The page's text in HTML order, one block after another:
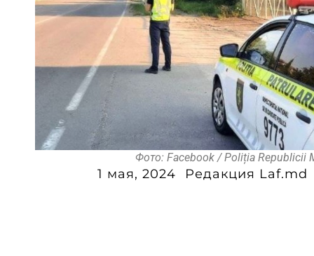
Фото: Facebook / Poliția Republicii
1 мая, 2024 Редакция Laf.md